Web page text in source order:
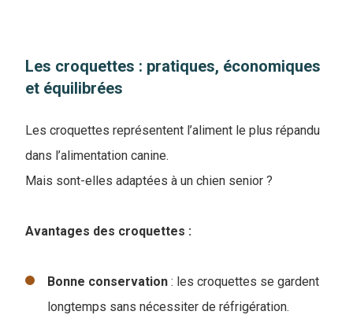
Les croquettes : pratiques, économiques
et équilibrées
Les croquettes représentent l’aliment le plus répandu
dans l’alimentation canine.
Mais sont-elles adaptées à un chien senior ?
Avantages des croquettes :
Bonne conservation : les croquettes se gardent
longtemps sans nécessiter de réfrigération.